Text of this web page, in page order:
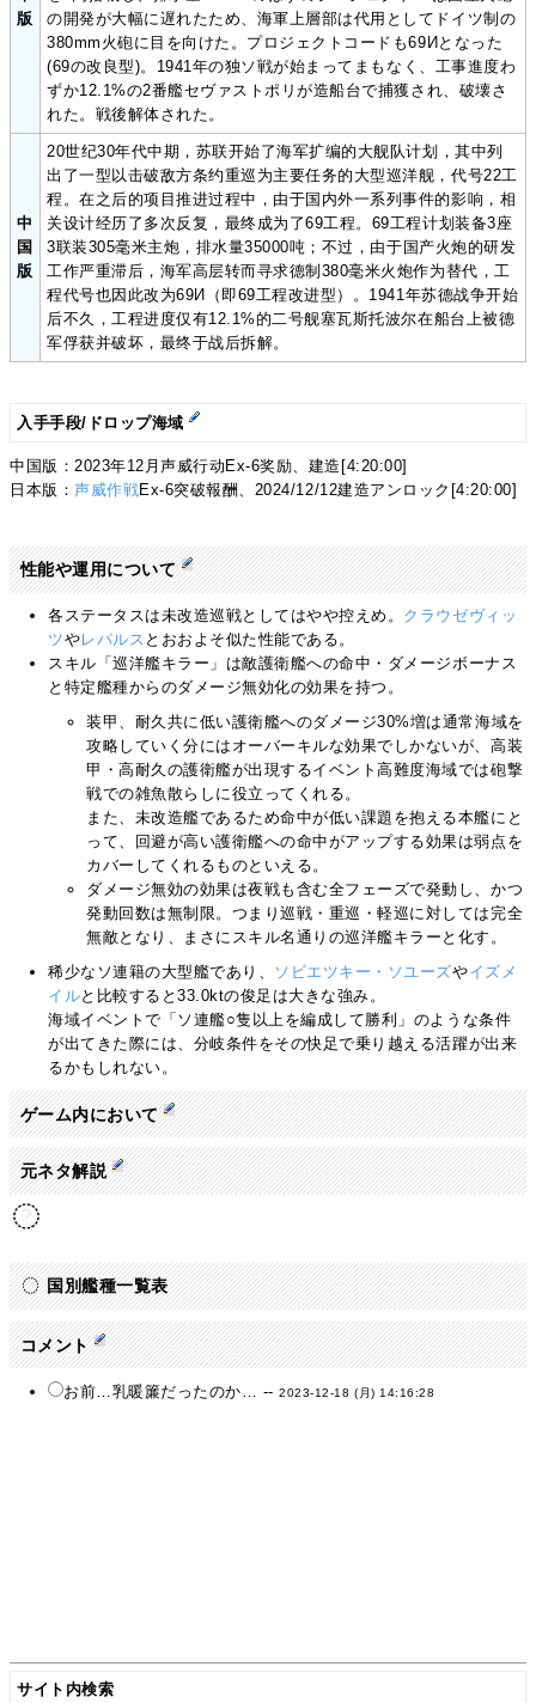
版
の開発が大幅に遅れたため、海軍上層部は代用としてドイツ制の
380mm火砲に目を向けた。プロジェクトコードも69Иとなった
(69の改良型)。1941年の独ソ戦が始まってまもなく、工事進度わ
ずか12.1%の2番艦セヴァストポリが造船台で捕獲され、破壊さ
れた。戦後解体された。
中
国
版
20世纪30年代中期，苏联开始了海军扩编的大舰队计划，其中列
出了一型以击破敌方条约重巡为主要任务的大型巡洋舰，代号22工
程。在之后的项目推进过程中，由于国内外一系列事件的影响，相
关设计经历了多次反复，最终成为了69工程。69工程计划装备3座
3联装305毫米主炮，排水量35000吨；不过，由于国产火炮的研发
工作严重滞后，海军高层转而寻求德制380毫米火炮作为替代，工
程代号也因此改为69И（即69工程改进型）。1941年苏德战争开始
后不久，工程进度仅有12.1%的二号舰塞瓦斯托波尔在船台上被德
军俘获并破坏，最终于战后拆解。
入手手段/ドロップ海域
中国版：2023年12月声威行动Ex-6奖励、建造[4:20:00]
日本版：声威作戦Ex-6突破報酬、2024/12/12建造アンロック[4:20:00]
性能や運用について
各ステータスは未改造巡戦としてはやや控えめ。 クラウゼヴィッ
ツやレパルス とおおよそ似た性能である。
スキル「巡洋艦キラー」は敵護衛艦への命中・ダメージボーナス
と特定艦種からのダメージ無効化の効果を持つ。
装甲、耐久共に低い護衛艦へのダメージ30%増は通常海域を
攻略していく分にはオーバーキルな効果でしかないが、高装
甲・高耐久の護衛艦が出現するイベント高難度海域では砲撃
戦での雑魚散らしに役立ってくれる。
また、未改造艦であるため命中が低い課題を抱える本艦にと
って、回避が高い護衛艦への命中がアップする効果は弱点を
カバーしてくれるものといえる。
ダメージ無効の効果は夜戦も含む全フェーズで発動し、かつ
発動回数は無制限。つまり巡戦・重巡・軽巡に対しては完全
無敵となり、まさにスキル名通りの巡洋艦キラーと化す。
稀少なソ連籍の大型艦であり、
ソビエツキー・ソユーズやイズメ
イルと比較すると33.0ktの俊足は大きな強み。
海域イベントで「ソ連艦○隻以上を編成して勝利」のような条件
が出てきた際には、分岐条件をその快足で乗り越える活躍が出来
るかもしれない。
ゲーム内において
元ネタ解説
国別艦種一覧表
コメント
お前…乳暖簾だったのか… --2023-12-18 (月) 14:16:28
サイト内検索